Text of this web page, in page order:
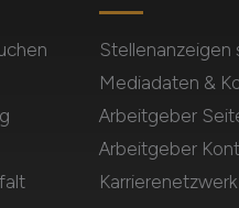
Stellenanzeigen
Mediadaten &
Arbeitgeber
Arbeitgeber
Karrierenetzwerk